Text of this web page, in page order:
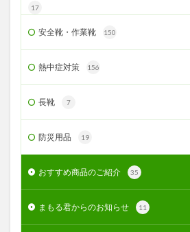
17
安全靴・作業靴 150
熱中症対策 156
長靴 7
防災用品 19
おすすめ商品のご紹介 35
まもる君からのお知らせ 11